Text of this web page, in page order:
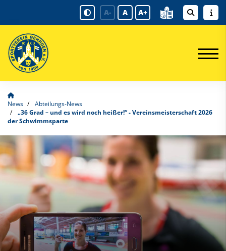
A- A A+
News
Abteilungs-News
„36 Grad – und es wird noch heißer!“ - Vereinsmeisterschaft 2026
der Schwimmsparte